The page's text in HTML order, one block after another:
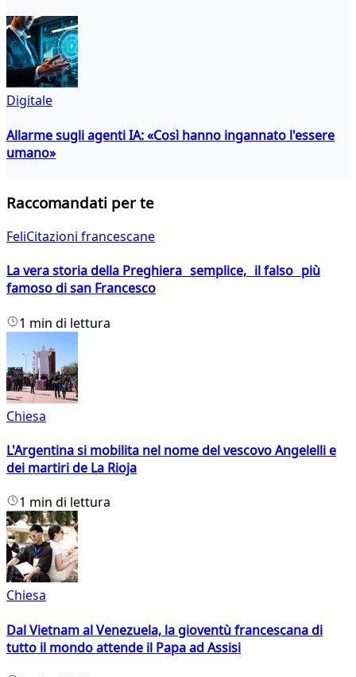
Digitale
Allarme sugli agenti IA: «Così hanno ingannato l'essere
umano»
Raccomandati per te
FeliCitazioni francescane
La vera storia della Preghiera semplice, il falso più
famoso di san Francesco
1 min di lettura
Chiesa
L'Argentina si mobilita nel nome del vescovo Angelelli e
dei martiri de La Rioja
1 min di lettura
Chiesa
Dal Vietnam al Venezuela, la gioventù francescana di
tutto il mondo attende il Papa ad Assisi